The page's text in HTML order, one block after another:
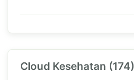
Cloud Kesehatan (174)